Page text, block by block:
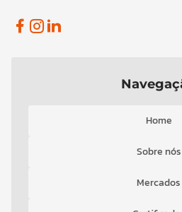
FacebookInstagram
Home
Sobre nós
Mercados